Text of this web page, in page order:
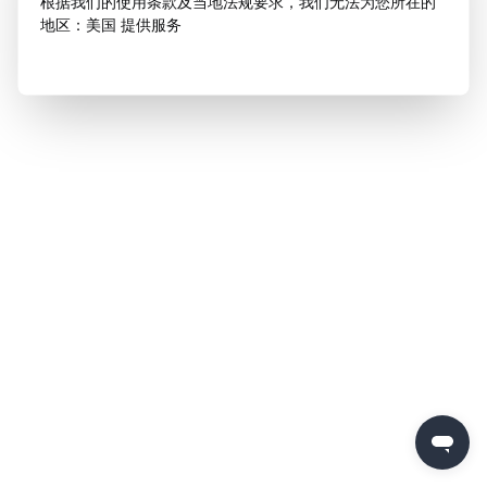
地区：美国 提供服务